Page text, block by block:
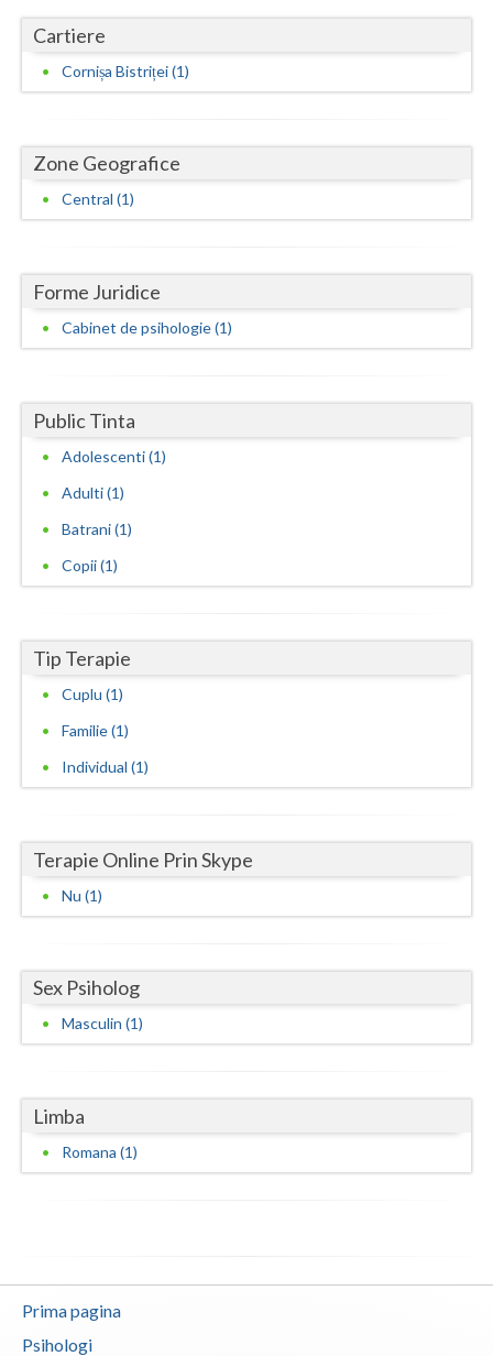
Maramures
Mehedinti
Neamt
Salaj
Satu-Mare
Suceava
Tulcea
Vaslui
Vrancea
Cartiere
Cornișa Bistriței (1)
Zone Geografice
Central (1)
Forme Juridice
Cabinet de psihologie (1)
Public Tinta
Adolescenti (1)
Adulti (1)
Batrani (1)
Copii (1)
Tip Terapie
Cuplu (1)
Familie (1)
Individual (1)
Terapie Online Prin Skype
Nu (1)
Sex Psiholog
Masculin (1)
Limba
Romana (1)
Prima pagina
Psihologi